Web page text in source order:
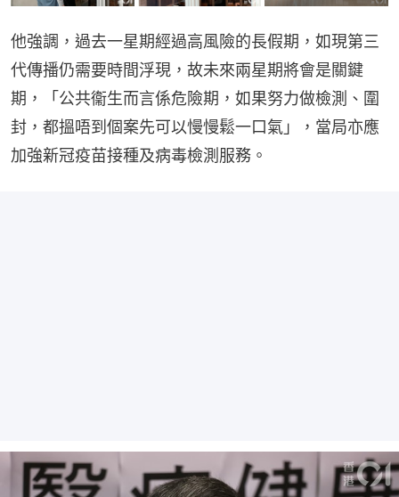
他強調，過去一星期經過高風險的長假期，如現第三
代傳播仍需要時間浮現，故未來兩星期將會是關鍵
期，「公共衞生而言係危險期，如果努力做檢測、圍
封，都搵唔到個案先可以慢慢鬆一口氣」，當局亦應
加強新冠疫苗接種及病毒檢測服務。